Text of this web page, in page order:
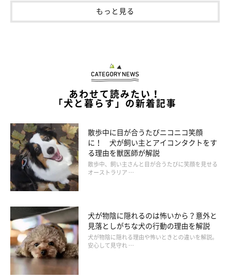
照明はつけたままで！
昼間は明るい室内でも、日が沈むと暗くなるため、犬も不安にな
ってしまいます。特に冬になると日が沈むのが早いので、暗くな
る前に帰れない方も多いと思います。ですので、照明はずっとつ
もっと見る
あわせて読みたい！
「犬と暮らす」の新着記事
散歩中に目が合うたびニコニコ笑顔
に！ 犬が飼い主とアイコンタクトをす
る理由を獣医師が解説
散歩中、飼い主さんと目が合うたびに笑顔を見せる
オーストラリア …
犬が物陰に隠れるのは怖いから？意外と
見落としがちな犬の行動の理由を解説
犬が物陰に隠れる理由や怖いときとの違いを解説。
安心して見守れ …